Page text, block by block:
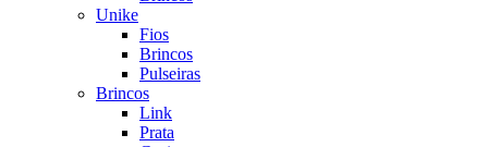
Unike
Fios
Brincos
Pulseiras
Brincos
Link
Prata